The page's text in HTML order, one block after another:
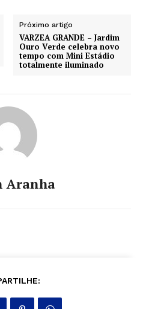
Próximo artigo
VARZEA GRANDE – Jardim
Ouro Verde celebra novo
tempo com Mini Estádio
totalmente iluminado
Aranha